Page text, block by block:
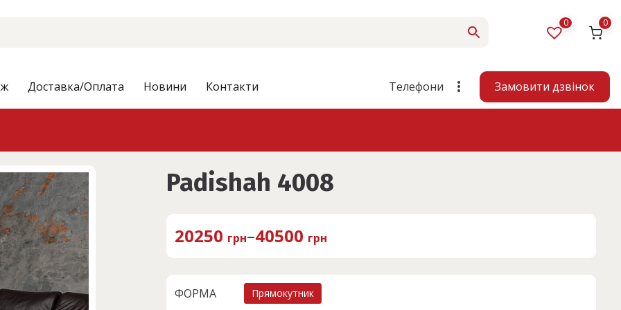
0 0
Доставка/Оплата Новини Контакти Телефони Замовити дзвінок
Padishah 4008
20250 грн–40500 грн
ФОРМА Прямокутник